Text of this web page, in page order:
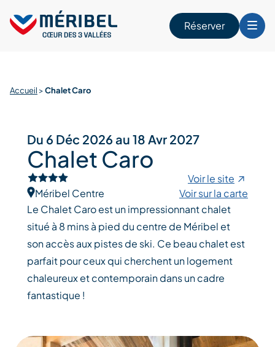
content
Réserver
Accueil >Chalet Caro
Du 6 Déc 2026 au 18 Avr 2027
Chalet Caro
Voir le site
Méribel Centre
Voir sur la carte
Le Chalet Caro est un impressionnant chalet
situé à 8 mins à pied du centre de Méribel et
son accès aux pistes de ski. Ce beau chalet est
parfait pour ceux qui cherchent un logement
chaleureux et contemporain dans un cadre
fantastique !